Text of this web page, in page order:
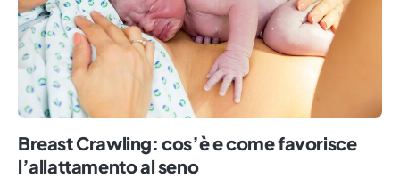
Breast Crawling: cos’è e come favorisce
l’allattamento al seno